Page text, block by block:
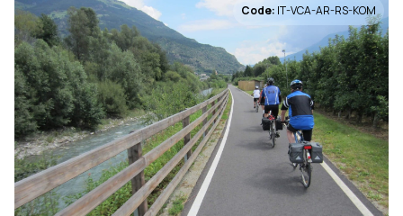
Code: IT-VCA-AR-RS-KOM